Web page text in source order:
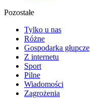
Pozostałe
Tylko u nas
Różne
Gospodarka głupcze
Z internetu
Sport
Pilne
Wiadomości
Zagrożenia